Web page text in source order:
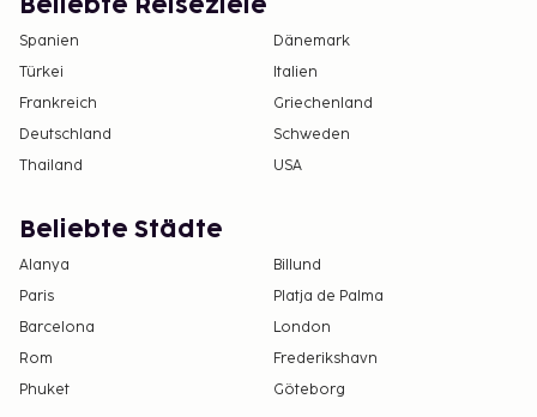
Beliebte Reiseziele
Spanien
Dänemark
Türkei
Italien
Frankreich
Griechenland
Deutschland
Schweden
Thailand
USA
Beliebte Städte
Alanya
Billund
Paris
Platja de Palma
Barcelona
London
Rom
Frederikshavn
Phuket
Göteborg